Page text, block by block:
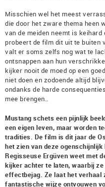
Misschien wel het meest
die door het zware thema heen
van de meiden neemt is
probeert de film dit uit te buiten
valt er soms zelfs nog wat te
ontsnappen aan hun
kijker nooit de moed op een
niet doen en zodoende altijd
ondanks de harde
mee brengen..
Mustang schets een pijnlijk
een eigen leven, maar worden
tradities. De film is dit jaar de
het zien van deze
Regisseuse Ergüven weet met
kijker achter te laten, waarbij
effectbejag. Ze laat het verhaal
fantastische wijze ontvouwen